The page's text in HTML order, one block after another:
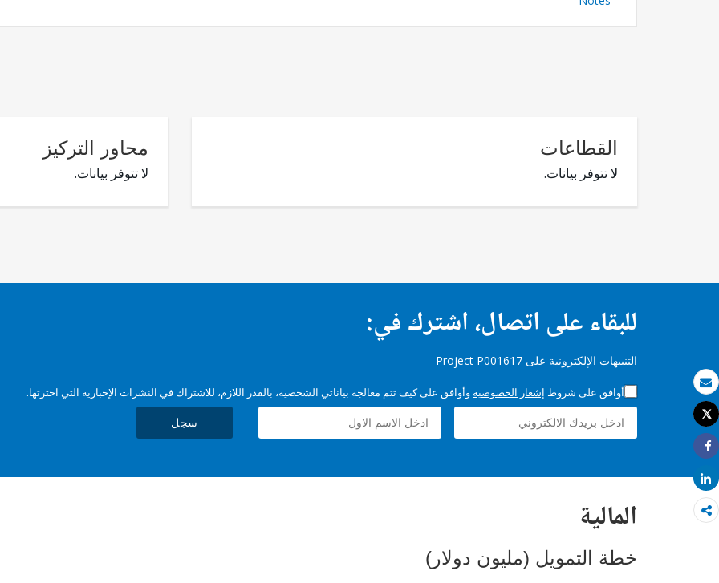
بريد الكتروني
طباعة
Tweet
Share
Share
القطاعات
لا تتوفر بيانات.
محاور التركيز
لا تتوفر بيانات.
للبقاء على اتصال، اشترك في:
التنبيهات الإلكترونية على Project P001617
أوافق على شروط إشعار الخصوصية وأوافق على كيف تتم معالجة بياناتي الشخصية، بالقدر اللازم، للاشتراك في النشرات الإخبارية التي اخترتها.
سجل
المالية
خطة التمويل (مليون دولار)